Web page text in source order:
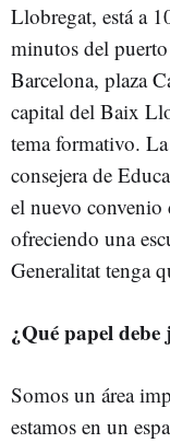
Llobregat, está a
minutos del
Barcelona, plaza
capital del Baix
tema formativo.
consejera de
el nuevo convenio
ofreciendo una
Generalitat tenga
¿Qué papel
Somos un área
estamos en un